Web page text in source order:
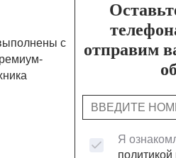
с
отправим
Я